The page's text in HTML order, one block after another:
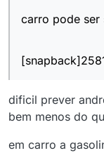
carro pode ser
dificil prever
bem menos do
em carro a